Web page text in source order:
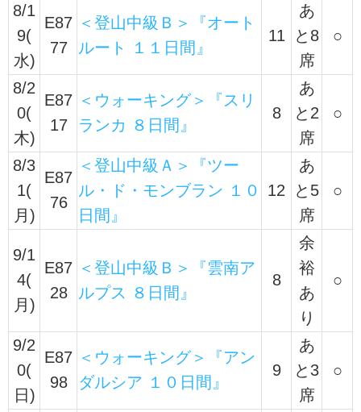
8/1
9(
水)
E87
77
＜登山中級Ｂ＞『オート
ルート １１日間』
11
あ
と8
席
○
8/2
0(
木)
E87
17
＜ウォーキング＞『スリ
ランカ ８日間』
8
あ
と2
席
○
8/3
1(
月)
E87
76
＜登山中級Ａ＞『ツー
ル・ド・モンブラン １０
日間』
12
あ
と5
席
○
9/1
4(
月)
E87
28
＜登山中級Ｂ＞『雲南ア
ルプス ８日間』
8
余
裕
あ
り
○
9/2
0(
日)
E87
98
＜ウォーキング＞『アン
ダルシア １０日間』
9
あ
と3
席
○